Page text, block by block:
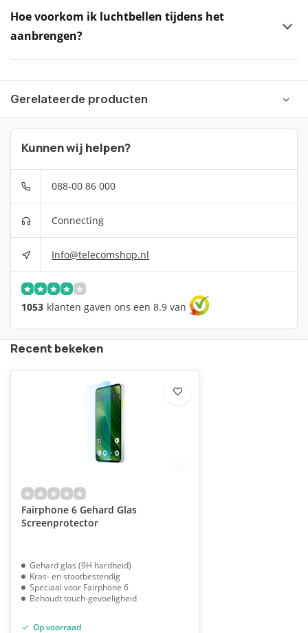
Hoe voorkom ik luchtbellen tijdens het
aanbrengen?
Gerelateerde producten
Kunnen wij helpen?
088-00 86 000
Connecting
Info@telecomshop.nl
1053 klanten gaven ons een 8.9 van
Recent bekeken
Fairphone 6 Gehard Glas
Screenprotector
Gehard glas (9H hardheid)
Kras- en stootbestendig
Speciaal voor Fairphone 6
Behoudt touch-gevoeligheid
Op voorraad